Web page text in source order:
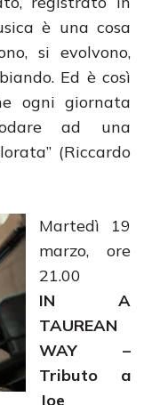
è una cosa
si evolvono,
Ed è così
ogni giornata
ad una
(Riccardo
Martedì 19
marzo, ore
21.00
IN A
TAUREAN
WAY –
Tributo a
Joe